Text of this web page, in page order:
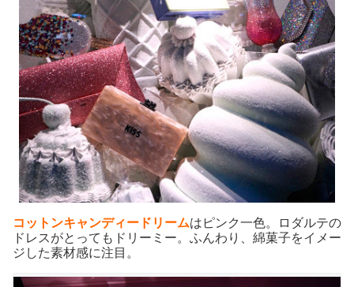
コットンキャンディードリームはピンク一色。ロダルテの
ドレスがとってもドリーミー。ふんわり、綿菓子をイメー
ジした素材感に注目。